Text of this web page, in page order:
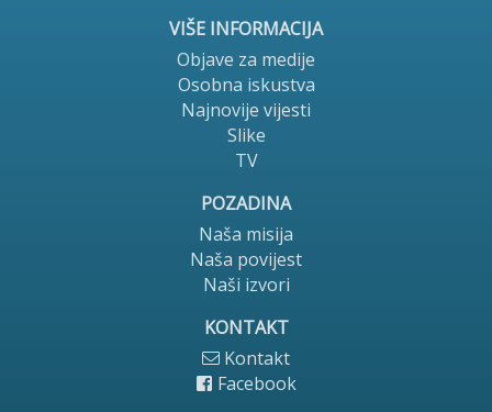
VIŠE INFORMACIJA
Objave za medije
Osobna iskustva
Najnovije vijesti
Slike
TV
POZADINA
Naša misija
Naša povijest
Naši izvori
KONTAKT
Kontakt
Facebook